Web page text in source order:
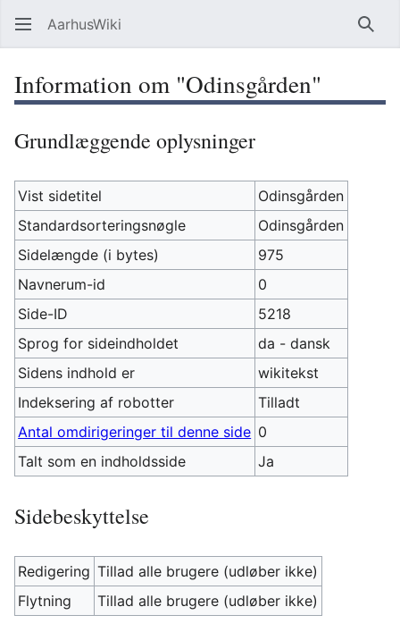
AarhusWiki Søg
Information om "Odinsgården"
Grundlæggende oplysninger
Vist sidetitel
Odinsgården
Standardsorteringsnøgle
Odinsgården
Sidelængde (i bytes)
975
Navnerum-id
0
Side-ID
5218
Sprog for sideindholdet
da - dansk
Sidens indhold er
wikitekst
Indeksering af robotter
Tilladt
Antal omdirigeringer til denne side 0
Talt som en indholdsside
Ja
Sidebeskyttelse
Redigering Tillad alle brugere (udløber ikke)
Flytning
Tillad alle brugere (udløber ikke)